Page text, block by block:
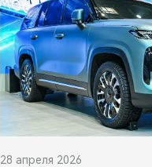
28 апреля 2026